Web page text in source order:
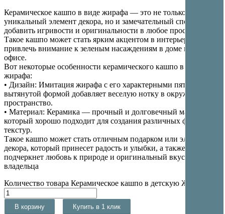
Керамическое кашпо в виде жирафа — это не только
уникальный элемент декора, но и замечательный способ
добавить игривости и оригинальности в любое пространство.
Такое кашпо может стать ярким акцентом в интерьере и
привлечь внимание к зеленым насаждениям в доме или
офисе.
Вот некоторые особенности керамического кашпо в виде
жирафа:
• Дизайн: Имитация жирафа с его характерными пятнами и
вытянутой формой добавляет веселую нотку в окружающее
пространство.
• Материал: Керамика — прочный и долговечный материал,
который хорошо подходит для создания различных форм и
текстур.
Такое кашпо может стать отличным подарком или элементом
декора, который принесет радость и улыбки, а также
подчеркнет любовь к природе и оригинальный вкус
владельца
Количество товара Керамическое кашпо в детскую Жираф
В корзину Купить в 1 клик